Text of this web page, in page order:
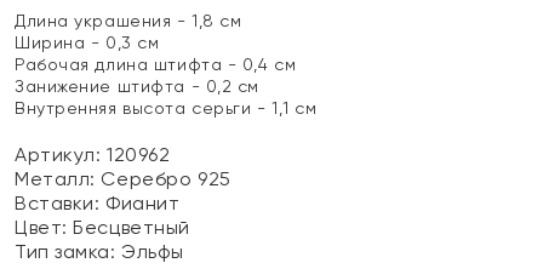
Длина украшения - 1,8 см
Ширина - 0,3 см
Рабочая длина штифта - 0,4 см
Занижение штифта - 0,2 см
Внутренняя высота серьги - 1,1 см
Артикул: 120962
Металл: Серебро 925
Вставки: Фианит
Цвет:Бесцветный
Тип замка:Эльфы